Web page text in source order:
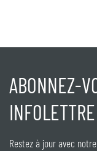
ABONNEZ-
INFOLETTRE
Restez à jour avec